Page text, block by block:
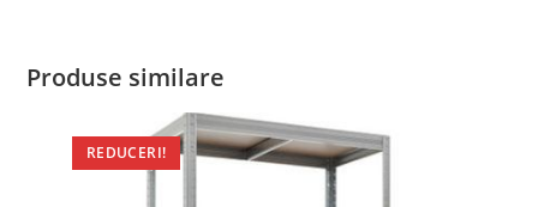
Produse similare
REDUCERI!